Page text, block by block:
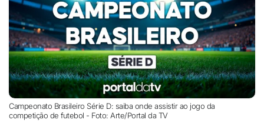
Campeonato Brasileiro Série D: saiba onde assistir ao jogo da
competição de futebol - Foto: Arte/Portal da TV